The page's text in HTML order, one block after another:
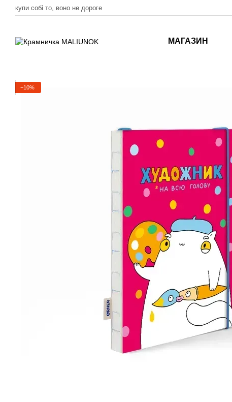
Перейти до основного контенту
купи собі то, воно не дороге
МАГАЗИН
−10%